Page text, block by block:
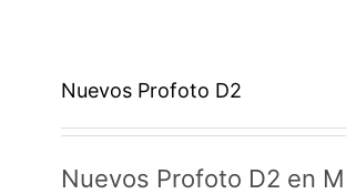
Nuevos Profoto D2
Nuevos Profoto D2 en